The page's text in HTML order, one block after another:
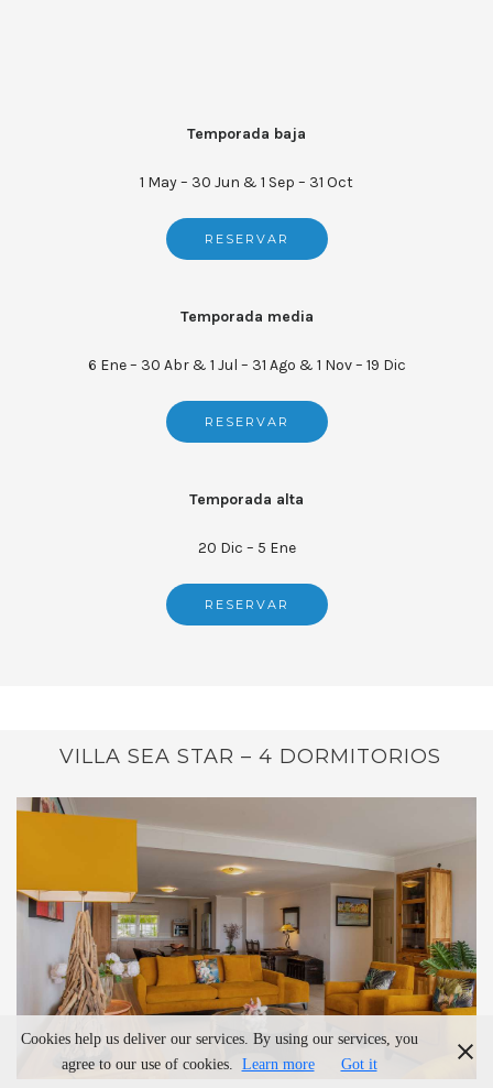
Temporada baja
1 May – 30 Jun & 1 Sep – 31 Oct
RESERVAR
Temporada media
6 Ene – 30 Abr & 1 Jul – 31 Ago & 1 Nov – 19 Dic
RESERVAR
Temporada alta
20 Dic – 5 Ene
RESERVAR
VILLA SEA STAR – 4 DORMITORIOS
Cookies help us deliver our services. By using our services, you
agree to our use of cookies. Learn more Got it